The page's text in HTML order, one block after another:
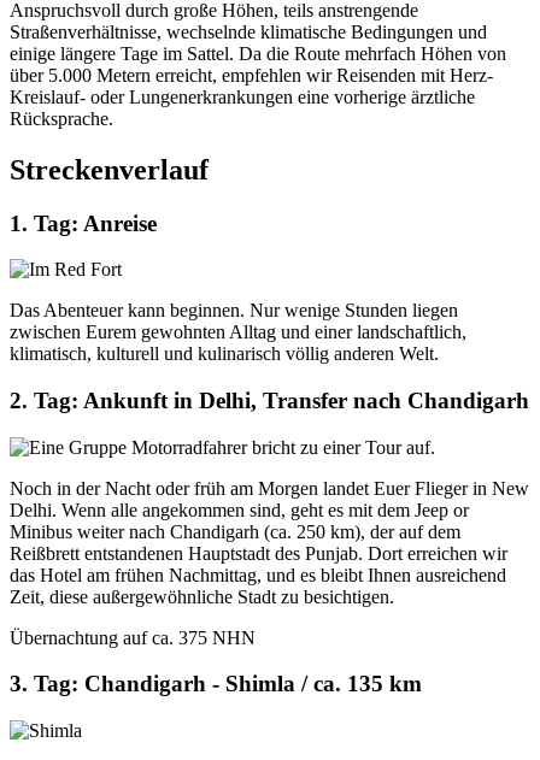
Anspruchsvoll durch große Höhen, teils anstrengende
Straßenverhältnisse, wechselnde klimatische Bedingungen und
einige längere Tage im Sattel. Da die Route mehrfach Höhen von
über 5.000 Metern erreicht, empfehlen wir Reisenden mit Herz-
Kreislauf- oder Lungenerkrankungen eine vorherige ärztliche
Rücksprache.
Streckenverlauf
1. Tag: Anreise
Das Abenteuer kann beginnen. Nur wenige Stunden liegen
zwischen Eurem gewohnten Alltag und einer landschaftlich,
klimatisch, kulturell und kulinarisch völlig anderen Welt.
2. Tag: Ankunft in Delhi, Transfer nach Chandigarh
Noch in der Nacht oder früh am Morgen landet Euer Flieger in New
Delhi. Wenn alle angekommen sind, geht es mit dem Jeep or
Minibus weiter nach Chandigarh (ca. 250 km), der auf dem
Reißbrett entstandenen Hauptstadt des Punjab. Dort erreichen wir
das Hotel am frühen Nachmittag, und es bleibt Ihnen ausreichend
Zeit, diese außergewöhnliche Stadt zu besichtigen.
Übernachtung auf ca. 375 NHN
3. Tag: Chandigarh - Shimla / ca. 135 km